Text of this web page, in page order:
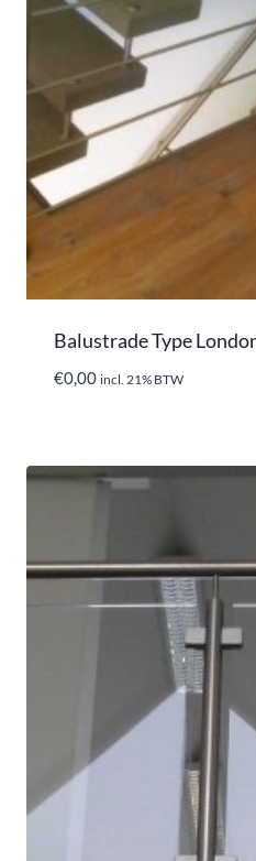
Balustrade Type
€0,00 incl. 21% BTW